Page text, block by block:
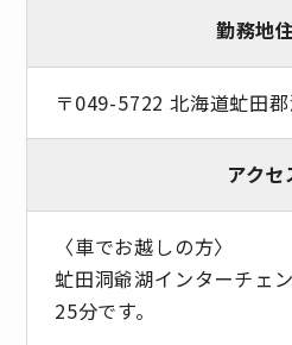
勤務地
〒049-5722 北海道虻田
アクセ
〈車でお越しの方〉
虻田洞爺湖インターチェ
25分です。